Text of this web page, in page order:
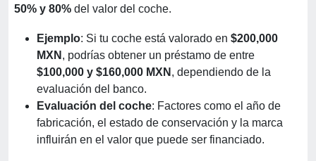
50% y 80% del valor del coche.
Ejemplo: Si tu coche está valorado en $200,000
MXN , podrías obtener un préstamo de entre
$100,000 y $160,000 MXN , dependiendo de la
evaluación del banco.
Evaluación del coche: Factores como el año de
fabricación, el estado de conservación y la marca
influirán en el valor que puede ser financiado.